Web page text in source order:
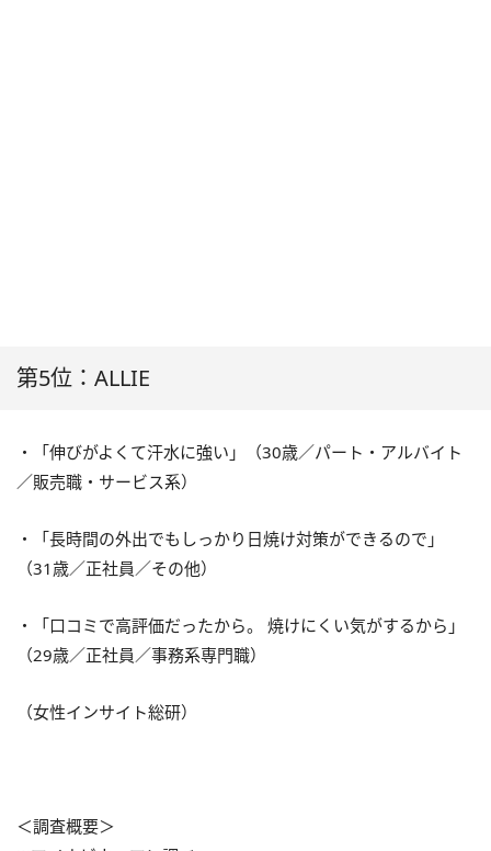
第5位：ALLIE
・「伸びがよくて汗水に強い」（30歳／パート・アルバイト
／販売職・サービス系）
・「長時間の外出でもしっかり日焼け対策ができるので」
（31歳／正社員／その他）
・「口コミで高評価だったから。 焼けにくい気がするから」
（29歳／正社員／事務系専門職）
（女性インサイト総研）
＜調査概要＞